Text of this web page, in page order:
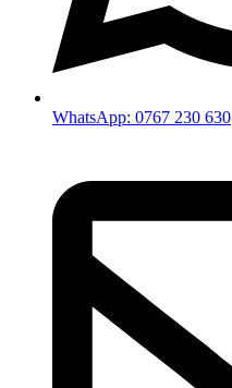
WhatsApp: 0767 230 630